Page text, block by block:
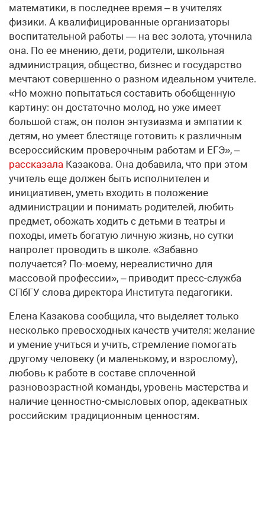
математики, в последнее время – в учителях
физики. А квалифицированные организаторы
воспитательной работы — на вес золота, уточнила
она. По ее мнению, дети, родители, школьная
администрация, общество, бизнес и государство
мечтают совершенно о разном идеальном учителе.
«Но можно попытаться составить обобщенную
картину: он достаточно молод, но уже имеет
большой стаж, он полон энтузиазма и эмпатии к
детям, но умеет блестяще готовить к различным
всероссийским проверочным работам и ЕГЭ», –
рассказала Казакова. Она добавила, что при этом
учитель еще должен быть исполнителен и
инициативен, уметь входить в положение
администрации и понимать родителей, любить
предмет, обожать ходить с детьми в театры и
походы, иметь богатую личную жизнь, но сутки
напролет проводить в школе. «Забавно
получается? По-моему, нереалистично для
массовой профессии», – приводит пресс-служба
СПбГУ слова директора Института педагогики.
Елена Казакова сообщила, что выделяет только
несколько превосходных качеств учителя: желание
и умение учиться и учить, стремление помогать
другому человеку (и маленькому, и взрослому),
любовь к работе в составе сплоченной
разновозрастной команды, уровень мастерства и
наличие ценностно-смысловых опор, адекватных
российским традиционным ценностям.